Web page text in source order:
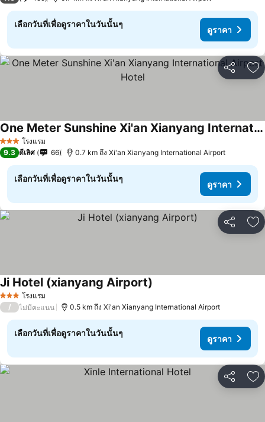
เลือกวันที่เพื่อดูราคาในวันนั้นๆ
ดูราคา
แชร์ เ
3 ดาว โรงแรม
One Meter Sunshine Xi'an Xianyang International Airport Hotel
ดูราคา
9.3 ดีเลิศ 66 0.7 km ถึง Xi'an Xianyang International Airport
เลือกวันที่เพื่อดูราคาในวันนั้นๆ
ดูราคา
แชร์ เ
3 ดาว โรงแรม
Ji Hotel (xianyang Airport)
/ ไม่มีคะแนน 0.5 km ถึง Xi'an Xianyang International Airport
เลือกวันที่เพื่อดูราคาในวันนั้นๆ
ดูราคา
แชร์ เ